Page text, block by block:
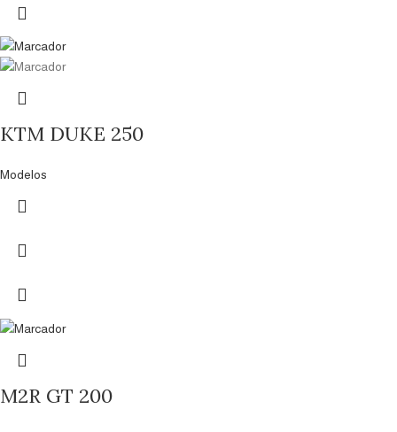
KTM DUKE 250
Modelos
M2R GT 200